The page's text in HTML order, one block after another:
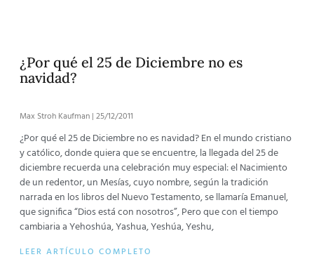
¿Por qué el 25 de Diciembre no es
navidad?
Max Stroh Kaufman 25/12/2011
¿Por qué el 25 de Diciembre no es navidad? En el mundo cristiano
y católico, donde quiera que se encuentre, la llegada del 25 de
diciembre recuerda una celebración muy especial: el Nacimiento
de un redentor, un Mesías, cuyo nombre, según la tradición
narrada en los libros del Nuevo Testamento, se llamaría Emanuel,
que significa “Dios está con nosotros”, Pero que con el tiempo
cambiaria a Yehoshúa, Yashua, Yeshúa, Yeshu,
LEER ARTÍCULO COMPLETO